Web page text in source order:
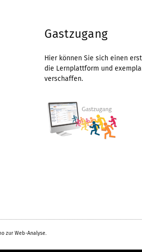
Gastzugang
Hier können Sie sich einen
die Lernplattform und
verschaffen.
zur Web-Analyse.